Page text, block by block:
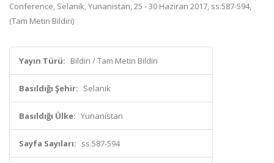
Conference, Selanik, Yunanistan, 25 - 30 Haziran 2017, ss.587-594,
(Tam Metin Bildiri)
Yayın Türü: Bildiri / Tam Metin Bildiri
Basıldığı Şehir: Selanik
Basıldığı Ülke: Yunanistan
Sayfa Sayıları: ss.587-594